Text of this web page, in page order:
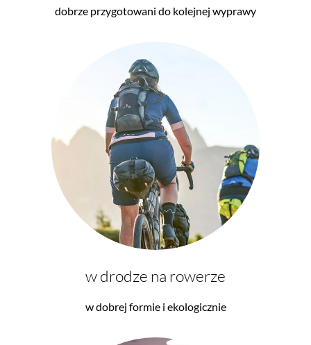
dobrze przygotowani do kolejnej wyprawy
w drodze na rowerze
w dobrej formie i ekologicznie